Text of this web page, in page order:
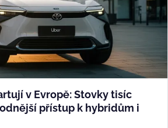
v Evropě: Stovky tisíc
přístup k hybridům i